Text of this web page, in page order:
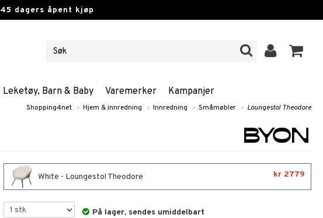
45 dagers åpent kjøp
Leketøy, Barn & Baby Varemerker Kampanjer
Shopping4net » Hjem & innredning » Innredning » Småmøbler » Loungestol Theodore
White - Loungestol Theodore kr 2779
På lager, sendes umiddelbart